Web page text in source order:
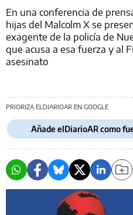
En una conferencia de
hijas del Malcolm X se
exagente de la policía de
que acusa a esa fuerza y al
asesinato
PRIORIZA ELDIARIOAR EN GOOGLE
Añade elDiarioAR como